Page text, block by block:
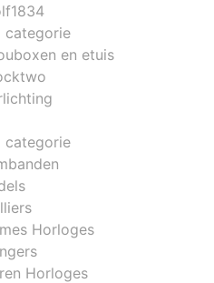
categorie
en etuis
categorie
Horloges
Horloges